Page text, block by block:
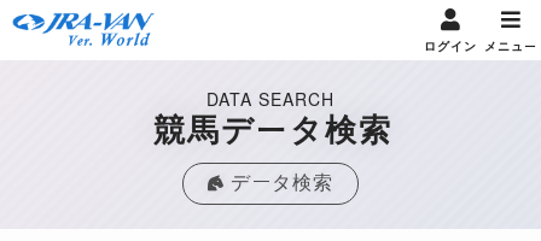
ログイン メニュー
DATA SEARCH
競馬データ検索
データ検索